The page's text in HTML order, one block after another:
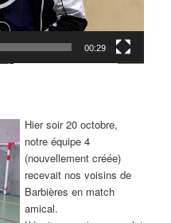
00:29
Hier soir 20 octobre,
notre équipe 4
(nouvellement créée)
recevait nos voisins de
Barbières en match
amical.